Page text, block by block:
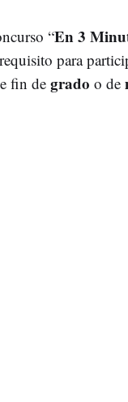
“En 3
para
fin de grado o de